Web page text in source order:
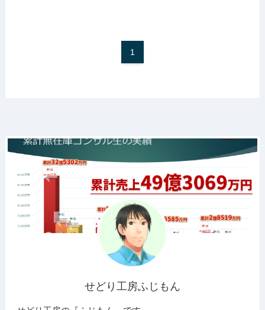
1
せどり工房ふじもん